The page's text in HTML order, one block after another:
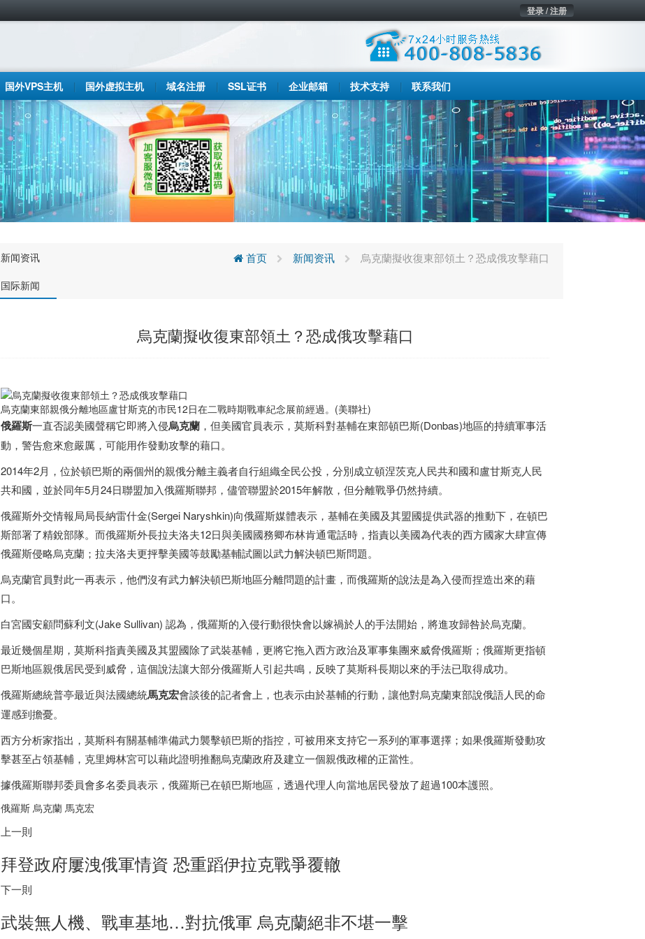
登录 / 注册
国外VPS主机 国外虚拟主机 域名注册 SSL证书 企业邮箱 技术支持 联系我们
新闻资讯
国际新闻
首页 新闻资讯 烏克蘭擬收復東部領土？恐成俄攻擊藉口
烏克蘭擬收復東部領土？恐成俄攻擊藉口
烏克蘭東部親俄分離地區盧甘斯克的市民12日在二戰時期戰車紀念展前經過。(美聯社)
俄羅斯一直否認美國聲稱它即將入侵烏克蘭 ，但美國官員表示，莫斯科對基輔在東部頓巴斯(Donbas)地區的持續軍事活
動，警告愈來愈嚴厲，可能用作發動攻擊的藉口。
2014年2月，位於頓巴斯的兩個州的親俄分離主義者自行組織全民公投，分別成立頓涅茨克人民共和國和盧甘斯克人民
共和國，並於同年5月24日聯盟加入俄羅斯聯邦，儘管聯盟於2015年解散，但分離戰爭仍然持續。
俄羅斯外交情報局局長納雷什金(Sergei Naryshkin)向俄羅斯媒體表示，基輔在美國及其盟國提供武器的推動下，在頓巴
斯部署了精銳部隊。而俄羅斯外長拉夫洛夫12日與美國國務卿布林肯通電話時，指責以美國為代表的西方國家大肆宣傳
俄羅斯侵略烏克蘭；拉夫洛夫更抨擊美國等鼓勵基輔試圖以武力解決頓巴斯問題。
烏克蘭官員對此一再表示，他們沒有武力解決頓巴斯地區分離問題的計畫，而俄羅斯的說法是為入侵而捏造出來的藉
口。
白宮國安顧問蘇利文(Jake Sullivan) 認為，俄羅斯的入侵行動很快會以嫁禍於人的手法開始，將進攻歸咎於烏克蘭。
最近幾個星期，莫斯科指責美國及其盟國除了武裝基輔，更將它拖入西方政治及軍事集團來威脅俄羅斯；俄羅斯更指頓
巴斯地區親俄居民受到威脅，這個說法讓大部分俄羅斯人引起共鳴，反映了莫斯科長期以來的手法已取得成功。
俄羅斯總統普亭最近與法國總統馬克宏會談後的記者會上，也表示由於基輔的行動，讓他對烏克蘭東部說俄語人民的命
運感到擔憂。
西方分析家指出，莫斯科有關基輔準備武力襲擊頓巴斯的指控，可被用來支持它一系列的軍事選擇；如果俄羅斯發動攻
擊甚至占領基輔，克里姆林宮可以藉此證明推翻烏克蘭政府及建立一個親俄政權的正當性。
據俄羅斯聯邦委員會多名委員表示，俄羅斯已在頓巴斯地區，透過代理人向當地居民發放了超過100本護照。
俄羅斯 烏克蘭 馬克宏
上一則
拜登政府屢洩俄軍情資 恐重蹈伊拉克戰爭覆轍
下一則
武裝無人機、戰車基地…對抗俄軍 烏克蘭絕非不堪一擊